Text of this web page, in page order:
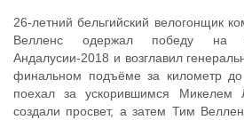
26-летний бельгийский велогонщик
Велленс одержал победу на
Андалусии-2018 и возглавил
финальном подъёме за километр
поехал за ускорившимся Микелем
создали просвет, а затем Тим